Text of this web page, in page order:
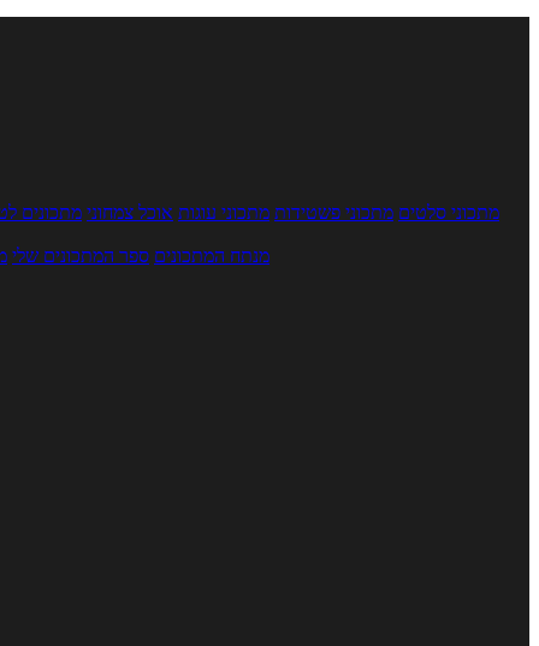
מתכוני סלטים מתכוני פשטידות מתכוני עוגות אוכל צמחוני מתכונים
מנתח המתכונים ספר המתכונים שלי